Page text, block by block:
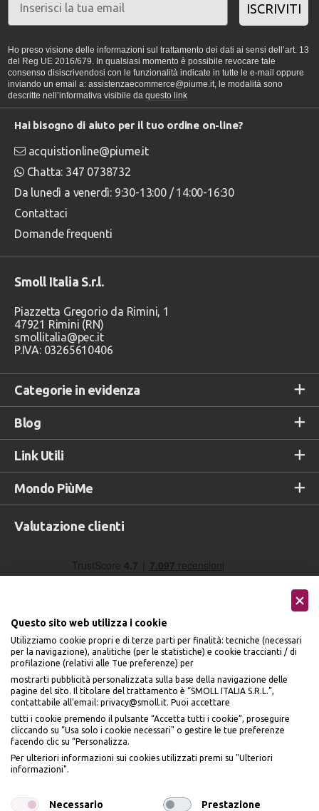
ISCRIVITI
Ho preso visione delle informazioni sul trattamento dei dati ai sensi dell’art. 13
del Reg UE 2016/679. In qualsiasi momento è possibile revocare tale
consenso disiscrivendosi con le funzionalità indicate in tutte le e-mail oppure
inviando un email a: assistenzaecommerce@piume.it, le modalità sono
descritte nell’informativa visibile da questo link
Categorie in evidenza
Blog
Link Utili
Mondo PiùMe
Hai bisogno di aiuto per il tuo ordine on-line?
acquistionline@piume.it
Chatta: 347 0738732
Da lunedì a venerdì: 9:30-13:00 / 14:00-16:30
Contattaci
Domande frequenti
Smoll Italia S.r.l.
Piazzetta Gregorio da Rimini, 1
47921 Rimini (RN)
smollitalia@pec.it
P.IVA: 03265610406
Valutazione clienti
Accettiamo
Seguici sui social
Questo sito web utilizza i cookie
Utilizziamo cookie propri e di terze parti per finalità: tecniche (necessari
per la navigazione), analitiche (per le statistiche) e cookie traccianti / di
profilazione (relativi alle Tue preferenze) per
mostrarti pubblicità personalizzata sulla base della navigazione delle
pagine del sito. Il titolare del trattamento è “SMOLL ITALIA S.R.L.”,
contattabile all'email: privacy@smoll.it. Puoi accettare
tutti i cookie premendo il pulsante “Accetta tutti i cookie”, proseguire
cliccando su “Usa solo i cookie necessari" o gestire le tue preferenze
facendo clic su “Personalizza.
Per ulteriori informazioni sui cookies utilizzati premi su "Ulteriori
informazioni".
Necessario Prestazione
BENVENUTO DA
PIÙME
IL10% DI SCONTO